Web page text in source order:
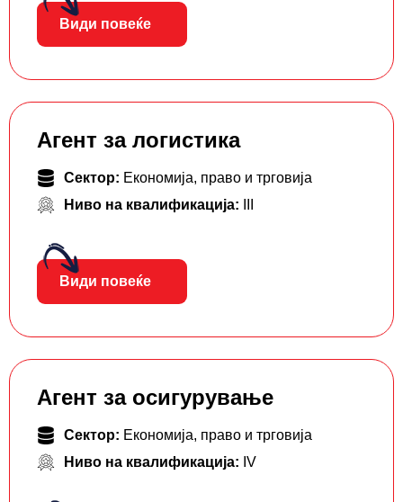
Види повеќе
Агент за логистика
Сектор: Економија, право и трговија
Ниво на квалификација:
Види повеќе
Агент за осигурување
Сектор: Економија, право и трговија
Ниво на квалификација: IV